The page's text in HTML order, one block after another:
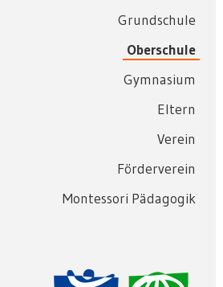
Grundschule
Oberschule
Gymnasium
Eltern
Verein
Förderverein
Montessori Pädagogik